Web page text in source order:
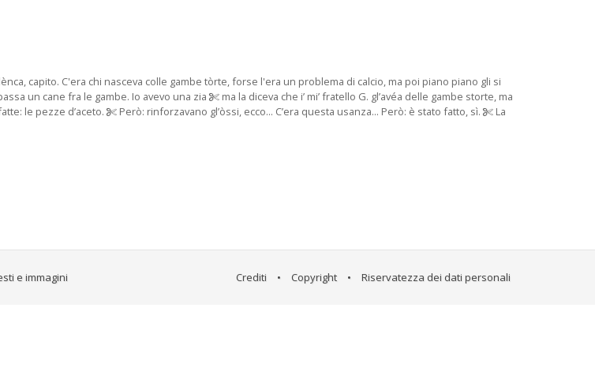
capito. C'era chi nasceva colle gambe tòrte, forse l'era un problema di calcio, ma poi piano piano gli si
un cane fra le gambe. Io avevo una zia
ma la diceva che i’ mi’ fratello G. gl’avéa delle gambe storte, ma
le pezze d’aceto. Però: rinforzavano gl’òssi, ecco... C’era questa usanza... Però: è stato fatto, sì.
La
Crediti • Copyright • Riservatezza dei dati personali
e immagini